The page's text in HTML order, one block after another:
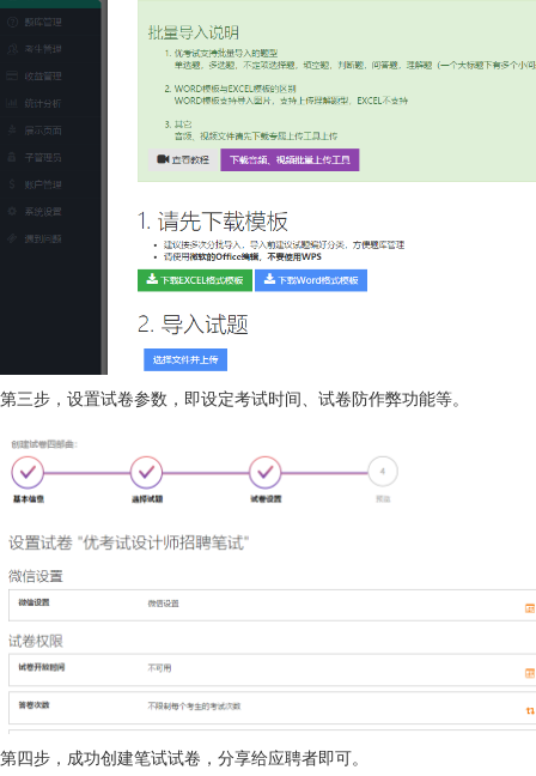
第三步，设置试卷参数，即设定考试时间、试卷防作弊功能等。
第四步，成功创建笔试试卷，分享给应聘者即可。